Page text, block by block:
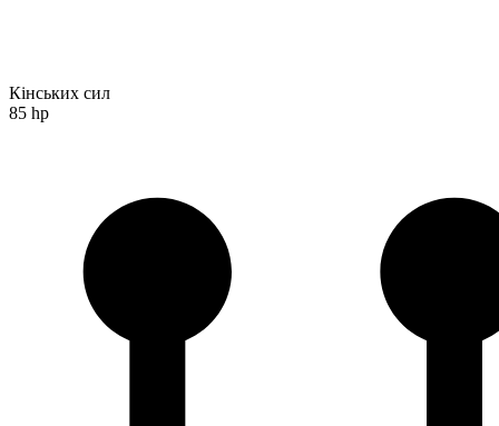
Кінських сил
85 hp